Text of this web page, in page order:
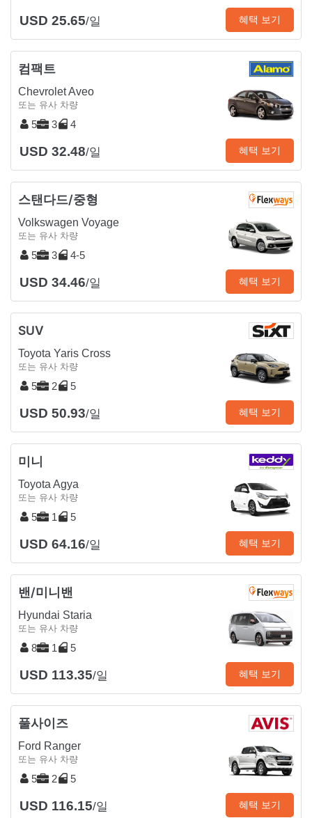
USD 25.65/일 혜택 보기
컴팩트
Chevrolet Aveo
또는 유사 차량
5 3 4
USD 32.48/일 혜택 보기
스탠다드/중형
Volkswagen Voyage
또는 유사 차량
5 3 4-5
USD 34.46/일 혜택 보기
SUV
Toyota Yaris Cross
또는 유사 차량
5 2 5
USD 50.93/일 혜택 보기
미니
Toyota Agya
또는 유사 차량
5 1 5
USD 64.16/일 혜택 보기
밴/미니밴
Hyundai Staria
또는 유사 차량
8 1 5
USD 113.35/일 혜택 보기
풀사이즈
Ford Ranger
또는 유사 차량
5 2 5
USD 116.15/일 혜택 보기